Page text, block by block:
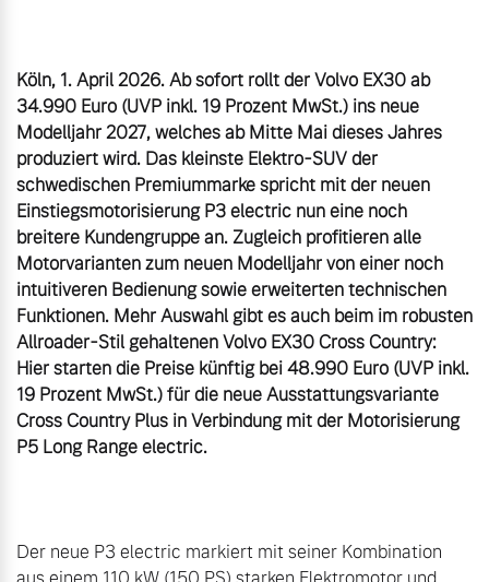
Köln, 1. April 2026. Ab sofort rollt der Volvo EX30 ab
34.990 Euro (UVP inkl. 19 Prozent MwSt.) ins neue
Modelljahr 2027, welches ab Mitte Mai dieses Jahres
produziert wird. Das kleinste Elektro-SUV der
schwedischen Premiummarke spricht mit der neuen
Einstiegsmotorisierung P3 electric nun eine noch
breitere Kundengruppe an. Zugleich profitieren alle
Motorvarianten zum neuen Modelljahr von einer noch
intuitiveren Bedienung sowie erweiterten technischen
Funktionen. Mehr Auswahl gibt es auch beim im robusten
Allroader-Stil gehaltenen Volvo EX30 Cross Country:
Hier starten die Preise künftig bei 48.990 Euro (UVP inkl.
19 Prozent MwSt.) für die neue Ausstattungsvariante
Cross Country Plus in Verbindung mit der Motorisierung
Der neue P3 electric markiert mit seiner Kombination